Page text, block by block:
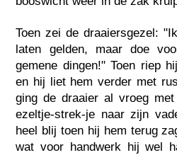
Toen zei de draaiersgezel:
laten gelden, maar doe
gemene dingen!" Toen riep
en hij liet hem verder met
ging de draaier al vroeg met
ezeltje-strek-je naar zijn
heel blij toen hij hem terug
wat voor handwerk hij wel